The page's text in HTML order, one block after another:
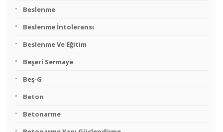
Beslenme
Beslenme İntoleransı
Beslenme Ve Eğitim
Beşeri Sermaye
Beş-G
Beton
Betonarme